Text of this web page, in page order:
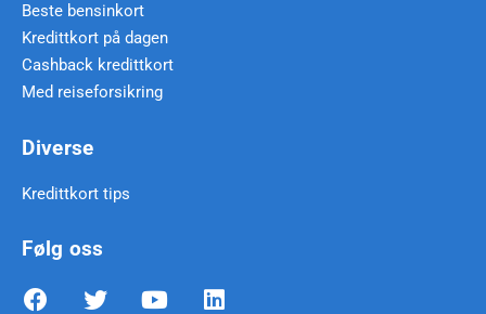
Beste bensinkort
Kredittkort på dagen
Cashback kredittkort
Med reiseforsikring
Diverse
Kredittkort tips
Følg oss